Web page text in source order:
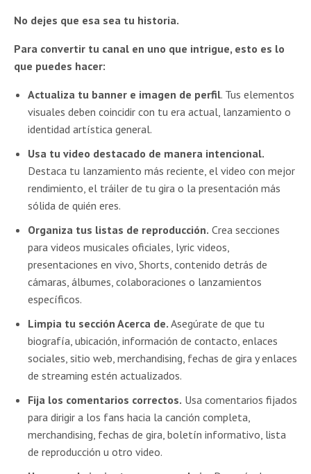
No dejes que esa sea tu historia.
Para convertir tu canal en uno que intrigue, esto es lo
que puedes hacer:
Actualiza tu banner e imagen de perfil. Tus elementos
visuales deben coincidir con tu era actual, lanzamiento o
identidad artística general.
Usa tu video destacado de manera intencional.
Destaca tu lanzamiento más reciente, el video con mejor
rendimiento, el tráiler de tu gira o la presentación más
sólida de quién eres.
Organiza tus listas de reproducción. Crea secciones
para videos musicales oficiales, lyric videos,
presentaciones en vivo, Shorts, contenido detrás de
cámaras, álbumes, colaboraciones o lanzamientos
específicos.
Limpia tu sección Acerca de. Asegúrate de que tu
biografía, ubicación, información de contacto, enlaces
sociales, sitio web, merchandising, fechas de gira y enlaces
de streaming estén actualizados.
Fija los comentarios correctos. Usa comentarios fijados
para dirigir a los fans hacia la canción completa,
merchandising, fechas de gira, boletín informativo, lista
de reproducción u otro video.